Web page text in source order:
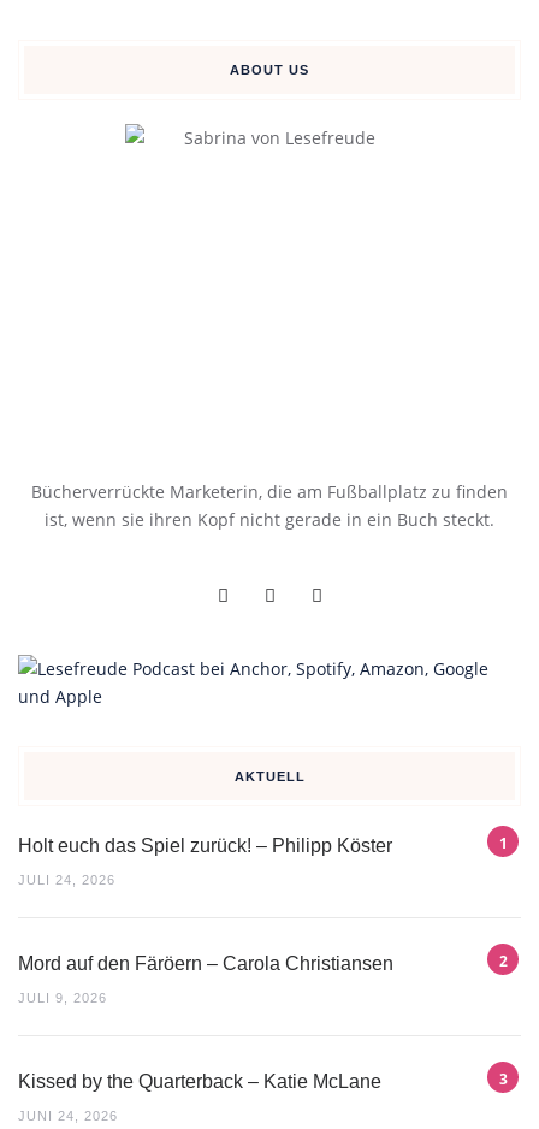
ABOUT US
Bücherverrückte Marketerin, die am Fußballplatz zu finden
ist, wenn sie ihren Kopf nicht gerade in ein Buch steckt.
AKTUELL
Holt euch das Spiel zurück! – Philipp Köster
JULI 24, 2026
Mord auf den Färöern – Carola Christiansen
JULI 9, 2026
Kissed by the Quarterback – Katie McLane
JUNI 24, 2026